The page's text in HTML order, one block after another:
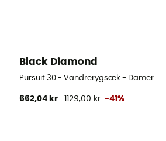
Black Diamond
Pursuit 30 - Vandrerygsæk - Damer
662,04 kr 1129,00 kr -41%